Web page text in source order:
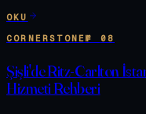
OKU
CORNERSTONE№ 08
Şişli'de Ritz-Carlton
Hizmeti Rehberi